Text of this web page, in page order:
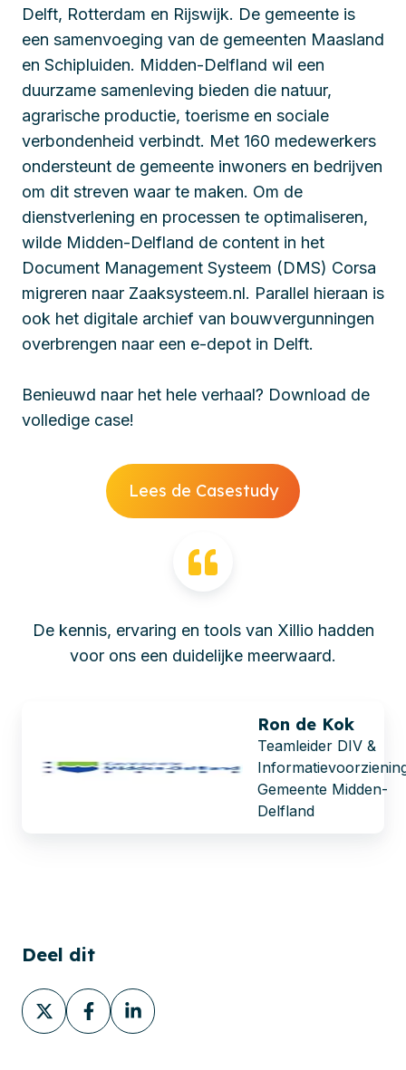
Delft, Rotterdam en Rijswijk. De gemeente is
een samenvoeging van de gemeenten Maasland
en Schipluiden. Midden-Delfland wil een
duurzame samenleving bieden die natuur,
agrarische productie, toerisme en sociale
verbondenheid verbindt. Met 160 medewerkers
ondersteunt de gemeente inwoners en bedrijven
om dit streven waar te maken. Om de
dienstverlening en processen te optimaliseren,
wilde Midden-Delfland de content in het
Document Management Systeem (DMS) Corsa
migreren naar Zaaksysteem.nl. Parallel hieraan is
ook het digitale archief van bouwvergunningen
overbrengen naar een e-depot in Delft.
Benieuwd naar het hele verhaal? Download de
volledige case!
Lees de Casestudy
De kennis, ervaring en tools van Xillio hadden
voor ons een duidelijke meerwaard.
Ron de Kok
Teamleider DIV &
Gemeente Midden-
Delfland
Deel dit
Deel
via
Deel
via
Deel
via